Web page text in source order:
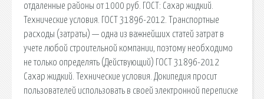
отдаленные районы от 1000 руб. ГОСТ: Сахар жидкий.
Технические условия. ГОСТ 31896-2012. Транспортные
расходы (затраты) — одна из важнейших статей затрат в
учете любой строительной компании, поэтому необходимо
не только определять (Действующий) ГОСТ 31896-2012
Сахар жидкий. Технические условия. Докипедия просит
пользователей использовать в своей электронной переписке